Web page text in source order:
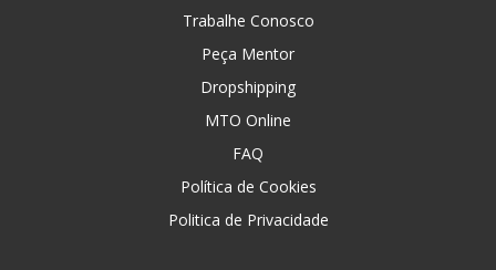
Trabalhe Conosco
Peça Mentor
Dropshipping
MTO Online
FAQ
Política de Cookies
Politica de Privacidade